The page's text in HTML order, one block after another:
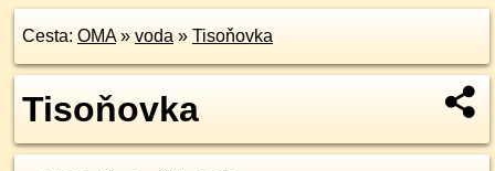
Cesta: OMA» voda » Tisoňovka
Tisoňovka